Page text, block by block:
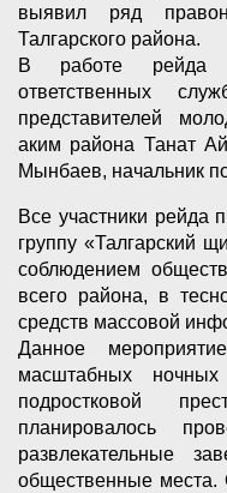
выявил ряд
Талгарского района.
В работе рейда
ответственных
представителей
аким района Танат
Мынбаев, начальник
Все участники рейда
группу «Талгарский
соблюдением
всего района, в
средств массовой
Данное
масштабных
подростковой
планировалось
развлекательные
общественные места.